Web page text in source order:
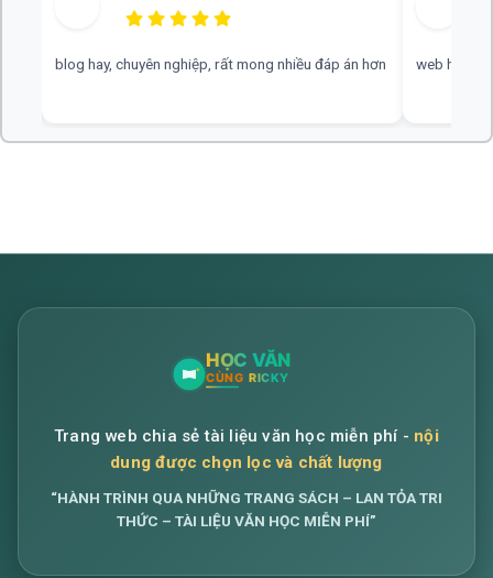
blog hay, chuyên nghiệp, rất mong nhiều đáp án hơn web hay,
Trang web chia sẻ tài liệu văn học miễn phí - nội
dung được chọn lọc và chất lượng
“HÀNH TRÌNH QUA NHỮNG TRANG SÁCH – LAN TỎA TRI
THỨC – TÀI LIỆU VĂN HỌC MIỄN PHÍ”